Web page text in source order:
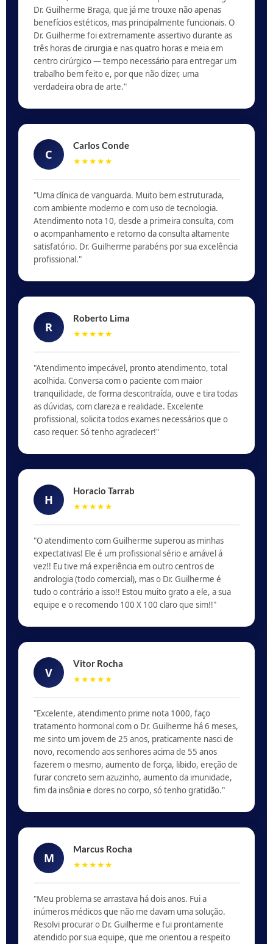
Dr. Guilherme Braga, que já me trouxe não apenas
benefícios estéticos, mas principalmente funcionais. O
Dr. Guilherme foi extremamente assertivo durante as
três horas de cirurgia e nas quatro horas e meia em
centro cirúrgico — tempo necessário para entregar um
trabalho bem feito e, por que não dizer, uma
verdadeira obra de arte."
C
Carlos Conde
★★★★★
"Uma clínica de vanguarda. Muito bem estruturada,
com ambiente moderno e com uso de tecnologia.
Atendimento nota 10, desde a primeira consulta, com
o acompanhamento e retorno da consulta altamente
satisfatório. Dr. Guilherme parabéns por sua excelência
profissional."
R
Roberto Lima
★★★★★
"Atendimento impecável, pronto atendimento, total
acolhida. Conversa com o paciente com maior
tranquilidade, de forma descontraída, ouve e tira todas
as dúvidas, com clareza e realidade. Excelente
profissional, solicita todos exames necessários que o
caso requer. Só tenho agradecer!"
H
Horacio Tarrab
★★★★★
"O atendimento com Guilherme superou as minhas
expectativas! Ele é um profissional sério e amável á
vez!! Eu tive má experiência em outro centros de
andrologia (todo comercial), mas o Dr. Guilherme é
tudo o contrário a isso!! Estou muito grato a ele, a sua
equipe e o recomendo 100 X 100 claro que sim!!"
V
Vitor Rocha
★★★★★
"Excelente, atendimento prime nota 1000, faço
tratamento hormonal com o Dr. Guilherme há 6 meses,
me sinto um jovem de 25 anos, praticamente nasci de
novo, recomendo aos senhores acima de 55 anos
fazerem o mesmo, aumento de força, libido, ereção de
furar concreto sem azuzinho, aumento da imunidade,
fim da insônia e dores no corpo, só tenho gratidão."
M
Marcus Rocha
★★★★★
"Meu problema se arrastava há dois anos. Fui a
inúmeros médicos que não me davam uma solução.
Resolvi procurar o Dr. Guilherme e fui prontamente
atendido por sua equipe, que me orientou a respeito